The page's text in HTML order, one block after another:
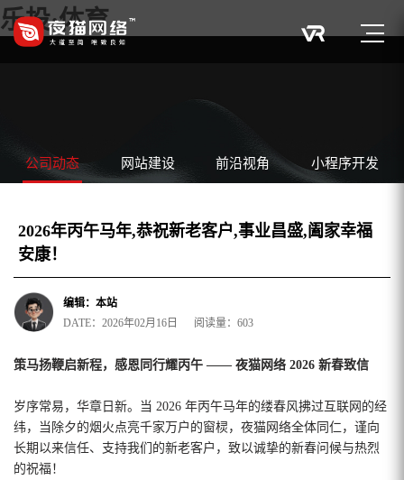
乐投·体育
公司动态 网站建设 前沿视角 小程序开发
2026年丙午马年,恭祝新老客户,事业昌盛,阖家幸福
安康！
编辑：本站
DATE：2026年02月16日 阅读量：603
策马扬鞭启新程，感恩同行耀丙午 —— 夜猫网络 2026 新春致信
岁序常易，华章日新。当 2026 年丙午马年的缕春风拂过互联网的经
纬，当除夕的烟火点亮千家万户的窗棂，夜猫网络全体同仁，谨向
长期以来信任、支持我们的新老客户，致以诚挚的新春问候与热烈
的祝福！